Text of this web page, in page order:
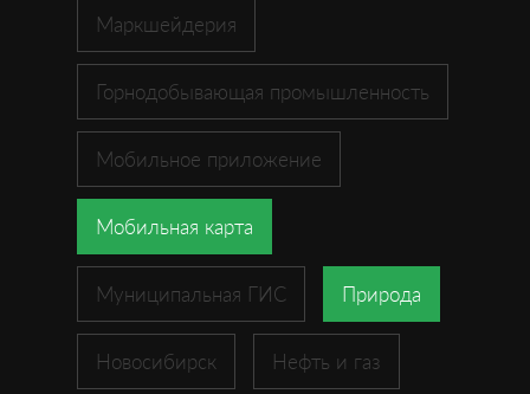
Маркшейдерия
Горнодобывающая промышленность
Мобильное приложение
Мобильная карта
Муниципальная ГИС Природа
Новосибирск Нефть и газ